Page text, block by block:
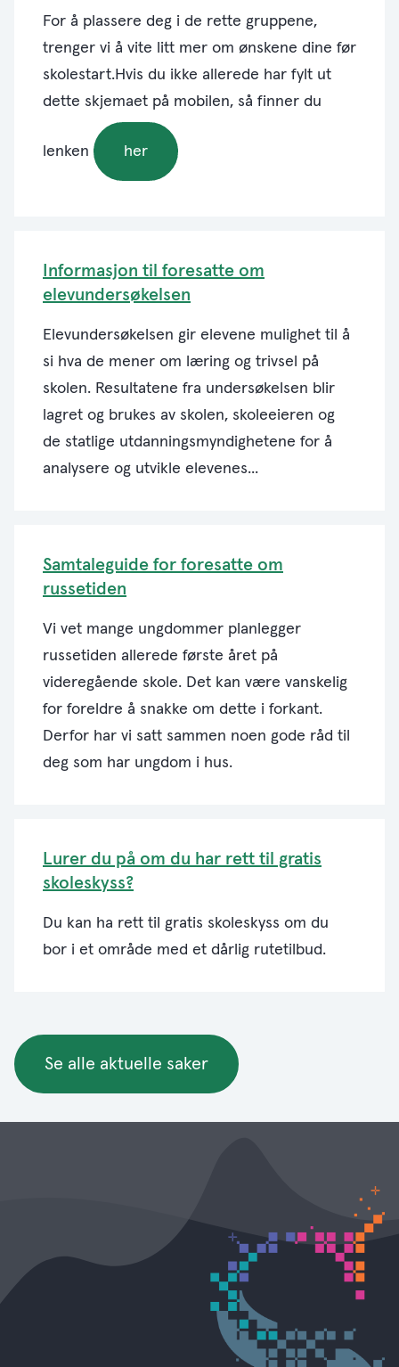
For å plassere deg i de rette gruppene,
trenger vi å vite litt mer om ønskene dine før
skolestart.Hvis du ikke allerede har fylt ut
dette skjemaet på mobilen, så finner du
lenken her
Informasjon til foresatte om
elevundersøkelsen
Elevundersøkelsen gir elevene mulighet til å
si hva de mener om læring og trivsel på
skolen. Resultatene fra undersøkelsen blir
lagret og brukes av skolen, skoleeieren og
de statlige utdanningsmyndighetene for å
analysere og utvikle elevenes...
Samtaleguide for foresatte om
russetiden
Vi vet mange ungdommer planlegger
russetiden allerede første året på
videregående skole. Det kan være vanskelig
for foreldre å snakke om dette i forkant.
Derfor har vi satt sammen noen gode råd til
deg som har ungdom i hus.
Lurer du på om du har rett til gratis
skoleskyss?
Du kan ha rett til gratis skoleskyss om du
bor i et område med et dårlig rutetilbud.
Se alle aktuelle saker